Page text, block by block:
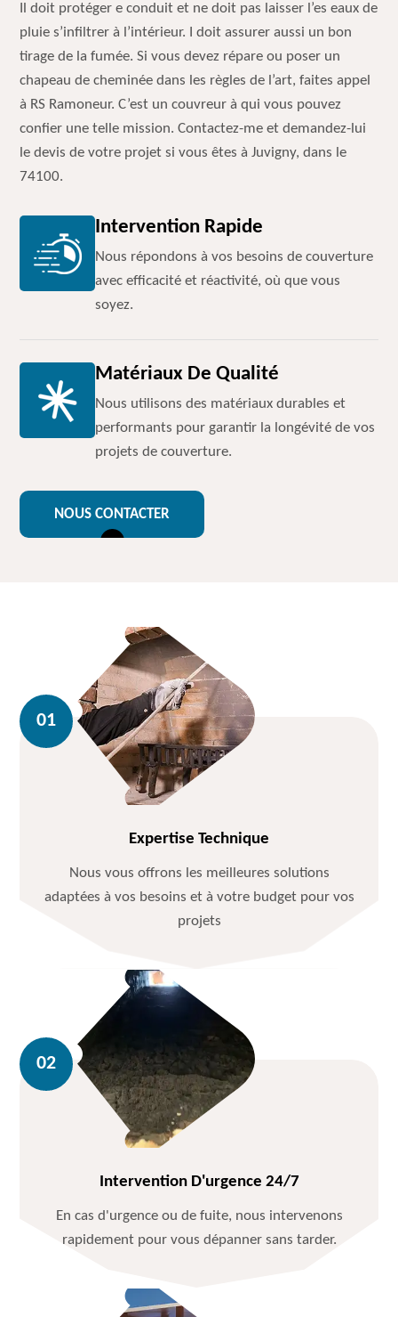
Il doit protéger e conduit et ne doit pas laisser l’es eaux de
pluie s’infiltrer à l’intérieur. I doit assurer aussi un bon
tirage de la fumée. Si vous devez répare ou poser un
chapeau de cheminée dans les règles de l’art, faites appel
à RS Ramoneur. C’est un couvreur à qui vous pouvez
confier une telle mission. Contactez-me et demandez-lui
le devis de votre projet si vous êtes à Juvigny, dans le
74100.
Intervention Rapide
Nous répondons à vos besoins de couverture
avec efficacité et réactivité, où que vous
soyez.
Matériaux De Qualité
Nous utilisons des matériaux durables et
performants pour garantir la longévité de vos
projets de couverture.
NOUS CONTACTER
Expertise Technique
Nous vous offrons les meilleures solutions
adaptées à vos besoins et à votre budget pour vos
projets
Intervention D'urgence 24/7
En cas d'urgence ou de fuite, nous intervenons
rapidement pour vous dépanner sans tarder.